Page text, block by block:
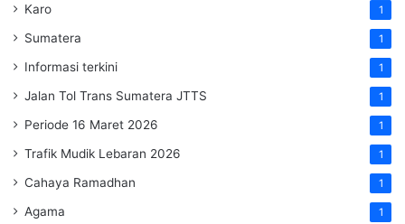
Karo 1
Sumatera 1
Informasi terkini 1
Jalan Tol Trans Sumatera JTTS 1
Periode 16 Maret 2026 1
Trafik Mudik Lebaran 2026 1
Cahaya Ramadhan 1
Agama 1